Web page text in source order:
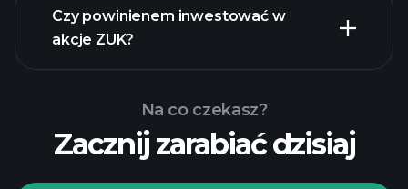
raporty finansowe
Turniejach
Czy powinienem inwestować w
akcje ZUK?
Na co czekasz?
Zacznij zarabiać dzisiaj